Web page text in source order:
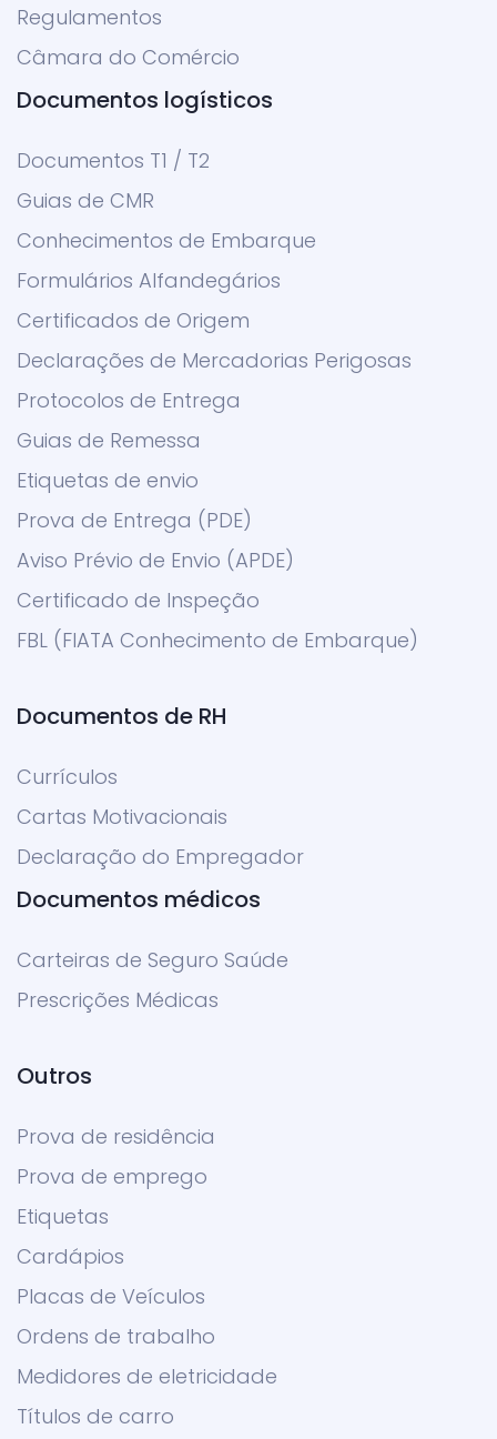
Regulamentos
Câmara do Comércio
Documentos logísticos
Documentos T1 / T2
Guias de CMR
Conhecimentos de Embarque
Formulários Alfandegários
Certificados de Origem
Declarações de Mercadorias Perigosas
Protocolos de Entrega
Guias de Remessa
Etiquetas de envio
Prova de Entrega (PDE)
Aviso Prévio de Envio (APDE)
Certificado de Inspeção
FBL (FIATA Conhecimento de Embarque)
Documentos de RH
Currículos
Cartas Motivacionais
Declaração do Empregador
Documentos médicos
Carteiras de Seguro Saúde
Prescrições Médicas
Outros
Prova de residência
Prova de emprego
Etiquetas
Cardápios
Placas de Veículos
Ordens de trabalho
Medidores de eletricidade
Títulos de carro